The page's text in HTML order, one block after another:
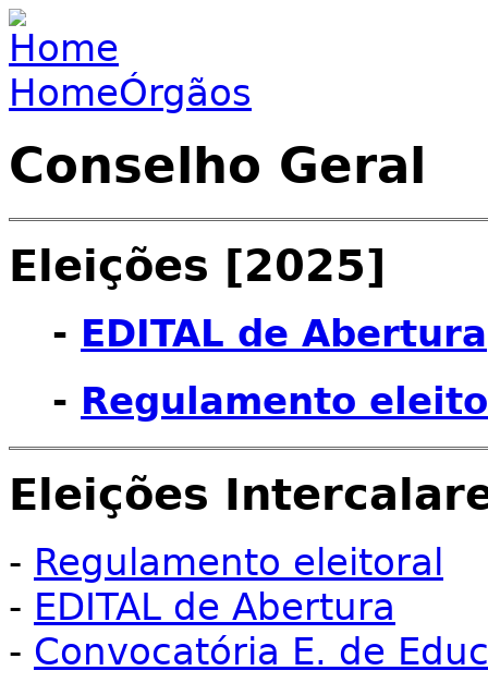
Jump to navigation
You are here
HomeÓrgãos
Conselho Geral
Eleições [2025]
- EDITAL de Abertura
- Regulamento
Eleições
- Regulamento eleitoral
- EDITAL de Abertura
- Convocatória E. de